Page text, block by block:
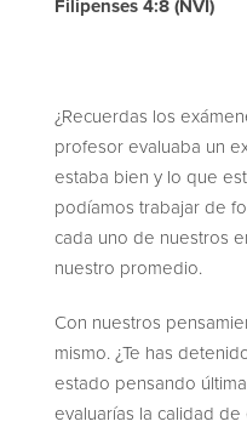
Filipenses‬ ‭4:8 (NVI)‬
¿Recuerdas los
profesor evaluaba un
estaba bien y lo que
podíamos trabajar de
cada uno de nuestros
nuestro promedio.
Con nuestros
mismo. ¿Te has
estado pensando
evaluarías la calidad